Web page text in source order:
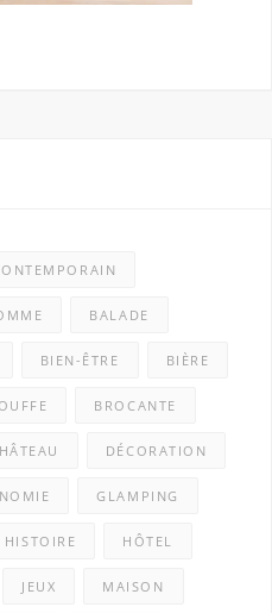
BALADE
BIEN-ÊTRE BIÈRE
BROCANTE
DÉCORATION
GLAMPING
HISTOIRE HÔTEL
JEUX MAISON